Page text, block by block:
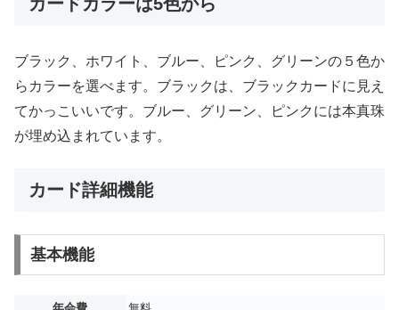
ブラック、ホワイト、ブルー、ピンク、グリーンの５色か
らカラーを選べます。ブラックは、ブラックカードに見え
てかっこいいです。ブルー、グリーン、ピンクには本真珠
が埋め込まれています。
カード詳細機能
基本機能